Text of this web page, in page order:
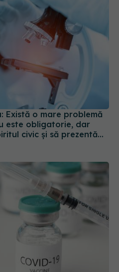
este obligatorie, dar
civic și să prezentăm
fiecărui vaccin